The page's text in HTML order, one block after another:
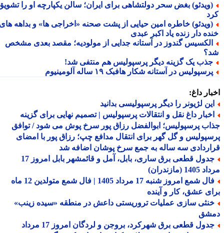
بغض سحر دولتشاهی برای ایران؛ سالن یکپارچه او را تشویق
خاطره امین حیایی از پشت صحنه «اخراجی ها» و بداهه های
دار زنده یاد اکبر عبدی
گندوز در آستانه جدایی از مولودیه؛ مقصد بعدی مشخص
یک گزینه دیگر پرسپولیس هم منتفی شد!
در آستانه شکار هافبک ۱۹ ساله آلومینیوم
داغ:
لژیونر را دیگر پرسپولیسی بدانید
داغ نقل و انتقالات پرسپولیس | تصمیم نهایی برای گزینه
پرسپولیس؛ ابوالفضل رزاق پور سرخ پوش می شود / توافق
و گل گهر برای انتقال مدافع چپ؛ رزاق پور با امضای
سه ساله به جمع سرخ پوشان اضافه شد
جدول قطعی برق ساری، بابل، آمل و قائمشهر بابل امروز 17
(مازندران)
فال شمع امروز شنبه 17 مرداد 1405 | فال شمع متولدین 12 ماه
عشق، کار و آینده
سازی عملیات تروریستی داعش در منطقه «سیده زینب»
جدول قطعی برق شهرکرد، بروجن و لردگان امروز 17 مرداد